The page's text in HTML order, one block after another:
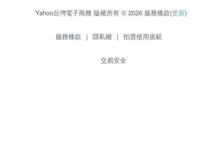
Yahoo台灣電子商務 版權所有 © 2026 服務條款(更新)
服務條款 | 隱私權 | 拍賣使用規範
交易安全